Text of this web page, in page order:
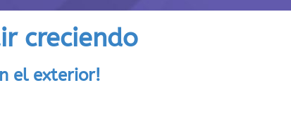
creciendo
el exterior!